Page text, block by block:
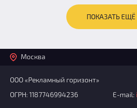
ПОКАЗАТЬ ЕЩЁ
Москва
ООО «Рекламный горизонт»
ОГРН: 1187746994236
E-mail: